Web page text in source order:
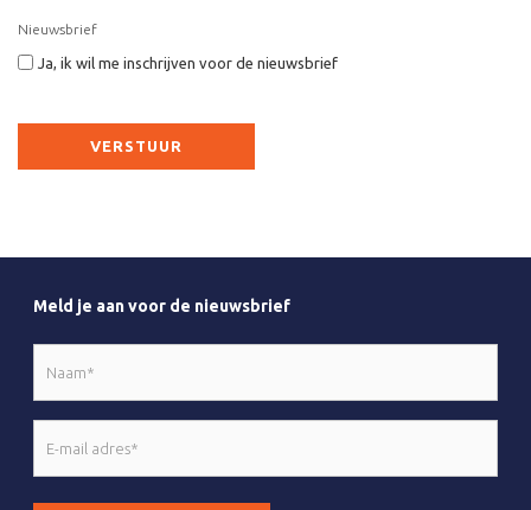
Nieuwsbrief
Ja, ik wil me inschrijven voor de nieuwsbrief
Meld je aan voor de nieuwsbrief